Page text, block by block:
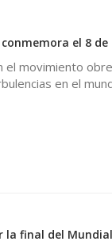
el 8
el movimiento
en el
la final del Mundial